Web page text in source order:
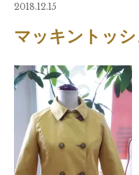
2018.12.15
マッキントッシ